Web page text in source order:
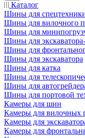
Каталог
Шины для
Шины для вилочного
Шины для
Шины для
Шины для
Шины для экскаватора
Шины для катка
Шины для
Шины для
Шины для портовой
Камеры для шин
Камеры для вилочных
Камеры для
Камеры для